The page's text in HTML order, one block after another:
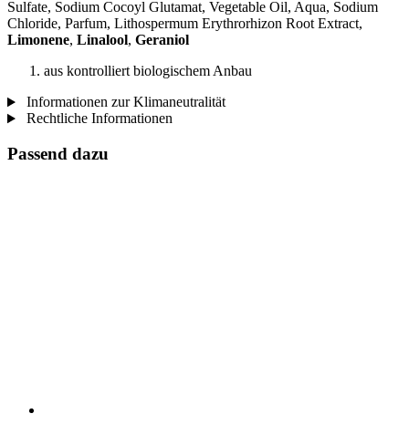
Sulfate, Sodium Cocoyl Glutamat, Vegetable Oil, Aqua, Sodium
Chloride, Parfum, Lithospermum Erythrorhizon Root Extract,
Limonene, Linalool, Geraniol
aus kontrolliert biologischem Anbau
Informationen zur Klimaneutralität
Rechtliche Informationen
Passend dazu